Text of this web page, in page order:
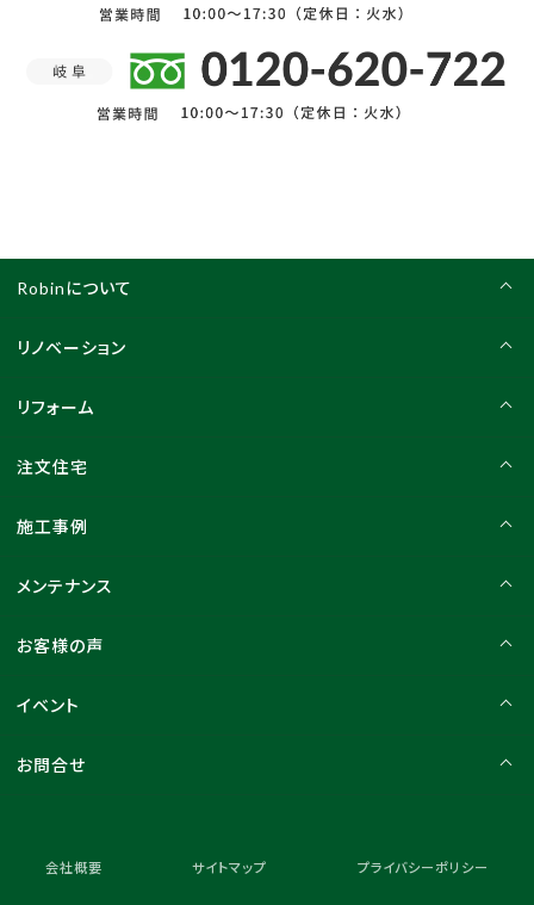
Robinについて
リノベーション
リフォーム
注文住宅
施工事例
メンテナンス
お客様の声
イベント
お問合せ
会社概要 サイトマップ プライバシーポリシー